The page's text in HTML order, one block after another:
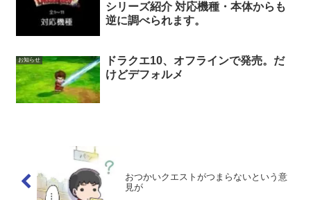
シリーズ紹介 対応機種・本体からも
逆に調べられます。
お知らせ
ドラクエ10、オフラインで発売。だ
けどデフォルメ
おつかいクエストがつまらないという意
見が